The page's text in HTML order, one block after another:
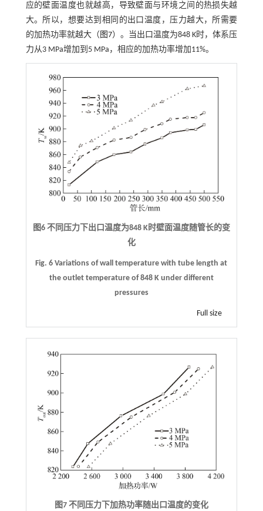
应的壁面温度也就越高，导致壁面与环境之间的热损失越
大。所以，想要达到相同的出口温度，压力越大，所需要
的加热功率就越大（ 图7）。当出口温度为848 K时，体系压
力从3 MPa增加到5 MPa，相应的加热功率增加11%。
图6 不同压力下出口温度为848 K时壁面温度随管长的变
化
Fig. 6 Variations of wall temperature with tube length at
the outlet temperature of 848 K under different
pressures
Full size
图7 不同压力下加热功率随出口温度的变化